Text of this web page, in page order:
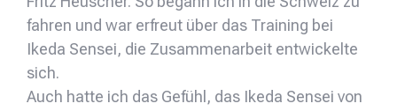
fahren und war erfreut über das Training bei
Ikeda Sensei, die Zusammenarbeit entwickelte
sich.
Auch hatte ich das Gefühl, das Ikeda Sensei von